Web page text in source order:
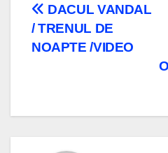
Navigare
în
DACUL VANDAL
/ TRENUL DE
NOAPTE /VIDEO